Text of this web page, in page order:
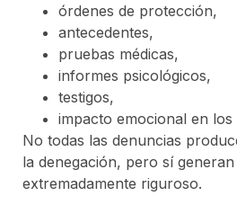
órdenes de protección,
antecedentes,
pruebas médicas,
informes psicológicos,
testigos,
impacto emocional en los
No todas las denuncias
la denegación, pero sí
extremadamente riguroso.